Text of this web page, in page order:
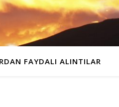
FAYDALI ALINTILAR